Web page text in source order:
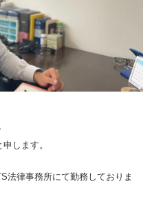
します。
法律事務所にて勤務しておりま